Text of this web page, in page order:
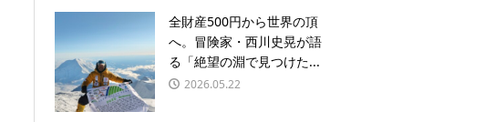
全財産500円から世界の頂
へ。冒険家・西川史晃が語
る「絶望の淵で見つけた...
2026.05.22